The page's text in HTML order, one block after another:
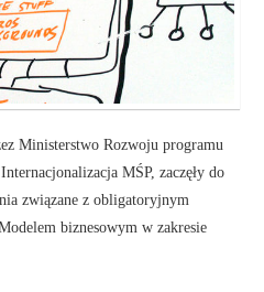
Ministerstwo Rozwoju programu
MŚP, zaczęły do
związane z obligatoryjnym
biznesowym w zakresie